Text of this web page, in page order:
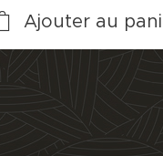
Ajouter au